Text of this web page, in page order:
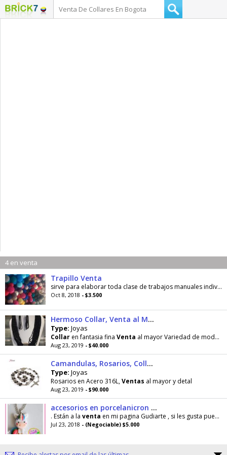
4 en venta
Trapillo Venta
sirve para elaborar toda clase de trabajos manuales individuales , bolsos , materas ,
Oct 8, 2018 - $3.500
Hermoso Collar, Venta al Mayor variedad de modelos
Type: Joyas
Collar en fantasia fina Venta al mayor Variedad de modelos
Aug 23, 2019 - $40.000
Camandulas, Rosarios, Collar, Cadena en Acero
Type: Joyas
Rosarios en Acero 316L,Ventas al mayor y detal
Aug 23, 2019 - $90.000
accesorios en porcelanicron , aretes , llaveros, collares
. Están a la venta en mi pagina Gudiarte , si les gusta pueden contactarme 3007300497 Estoy ubicada en Bogota- Bosa
Jul 23, 2018 - (Negociable) $5.000